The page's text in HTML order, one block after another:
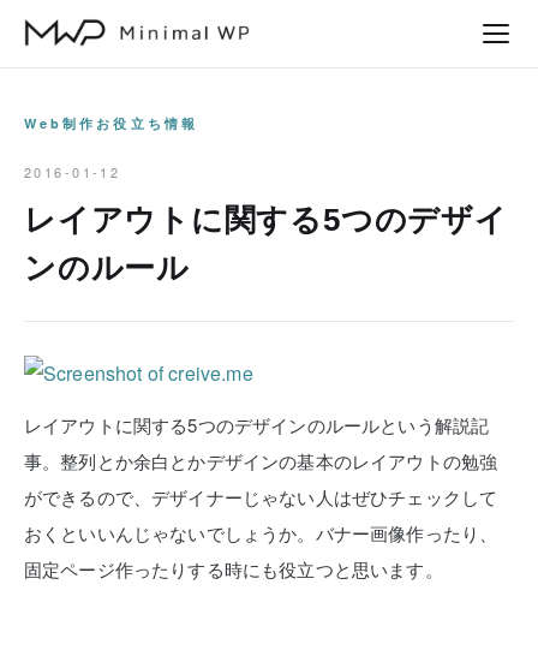
Web制作お役立ち情報
2016-01-12
レイアウトに関する5つのデザイ
ンのルール
レイアウトに関する5つのデザインのルールという解説記
事。整列とか余白とかデザインの基本のレイアウトの勉強
ができるので、デザイナーじゃない人はぜひチェックして
おくといいんじゃないでしょうか。バナー画像作ったり、
固定ページ作ったりする時にも役立つと思います。